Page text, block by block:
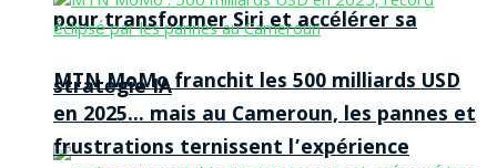
pour transformer Siri et accélérer sa
stratégie IA
MTN MoMo franchit les 500 milliards USD
en 2025… mais au Cameroun, les pannes et
frustrations ternissent l’expérience